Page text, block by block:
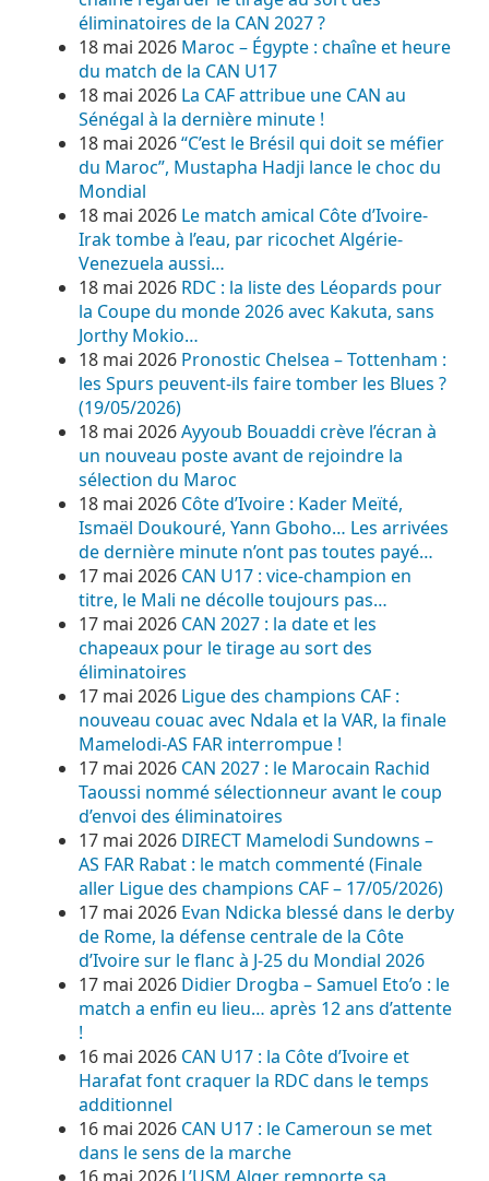
éliminatoires de la CAN 2027 ?
18 mai 2026 Maroc – Égypte : chaîne et heure
du match de la CAN U17
18 mai 2026 La CAF attribue une CAN au
Sénégal à la dernière minute !
18 mai 2026“C’est le Brésil qui doit se méfier
du Maroc”, Mustapha Hadji lance le choc du
Mondial
18 mai 2026 Le match amical Côte d’Ivoire-
Irak tombe à l’eau, par ricochet Algérie-
Venezuela aussi…
18 mai 2026 RDC : la liste des Léopards pour
la Coupe du monde 2026 avec Kakuta, sans
Jorthy Mokio…
18 mai 2026 Pronostic Chelsea – Tottenham :
les Spurs peuvent-ils faire tomber les Blues ?
(19/05/2026)
18 mai 2026Ayyoub Bouaddi crève l’écran à
un nouveau poste avant de rejoindre la
sélection du Maroc
18 mai 2026 Côte d’Ivoire : Kader Meïté,
Ismaël Doukouré, Yann Gboho… Les arrivées
de dernière minute n’ont pas toutes payé…
17 mai 2026 CAN U17 : vice-champion en
titre, le Mali ne décolle toujours pas…
17 mai 2026 CAN 2027 : la date et les
chapeaux pour le tirage au sort des
éliminatoires
17 mai 2026 Ligue des champions CAF :
nouveau couac avec Ndala et la VAR, la finale
Mamelodi-AS FAR interrompue !
17 mai 2026 CAN 2027 : le Marocain Rachid
Taoussi nommé sélectionneur avant le coup
d’envoi des éliminatoires
17 mai 2026 DIRECT Mamelodi Sundowns –
AS FAR Rabat : le match commenté (Finale
aller Ligue des champions CAF – 17/05/2026)
17 mai 2026 Evan Ndicka blessé dans le derby
de Rome, la défense centrale de la Côte
d’Ivoire sur le flanc à J-25 du Mondial 2026
17 mai 2026 Didier Drogba – Samuel Eto’o : le
match a enfin eu lieu… après 12 ans d’attente
!
16 mai 2026 CAN U17 : la Côte d’Ivoire et
Harafat font craquer la RDC dans le temps
additionnel
16 mai 2026 CAN U17 : le Cameroun se met
dans le sens de la marche